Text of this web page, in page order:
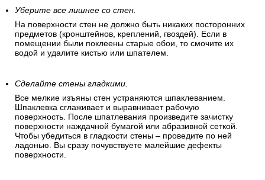
Уберите все лишнее со стен.
На поверхности стен не должно быть никаких посторонних
предметов (кронштейнов, креплений, гвоздей). Если в
помещении были поклеены старые обои, то смочите их
водой и удалите кистью или шпателем.
Сделайте стены гладкими.
Все мелкие изъяны стен устраняются шпаклеванием.
Шпаклевка сглаживает и выравнивает рабочую
поверхность. После шпатлевания произведите зачистку
поверхности наждачной бумагой или абразивной сеткой.
Чтобы убедиться в гладкости стены – проведите по ней
ладонью. Вы сразу почувствуете малейшие дефекты
поверхности.